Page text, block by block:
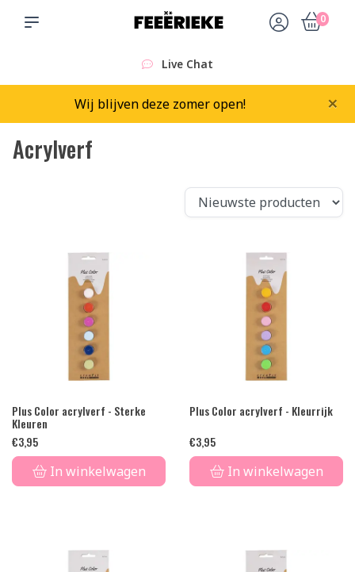
0
Sinds 2015
Wij blijven deze zomer open! ×
Acrylverf
Plus Color acrylverf - Sterke
Kleuren
€3,95
In winkelwagen
Plus Color acrylverf - Kleurrijk
€3,95
In winkelwagen